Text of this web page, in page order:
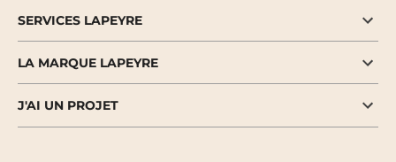
SERVICES LAPEYRE
LA MARQUE LAPEYRE
J'AI UN PROJET